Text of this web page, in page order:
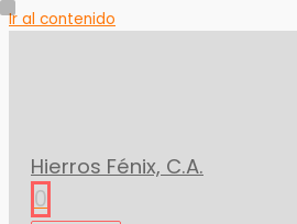
Ir al contenido
Hierros Fénix, C.A.
0